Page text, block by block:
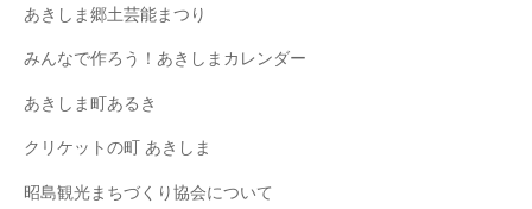
あきしま郷土芸能まつり
みんなで作ろう！あきしまカレンダー
あきしま町あるき
クリケットの町 あきしま
昭島観光まちづくり協会について